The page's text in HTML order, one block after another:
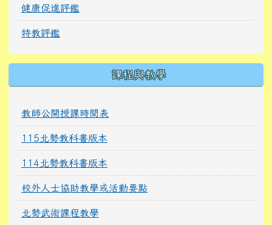
健康促進評鑑
特教評鑑
課程與教學
教師公開授課時間表
115北勢教科書版本
114北勢教科書版本
校外人士協助教學或活動要點
北勢武術課程教學